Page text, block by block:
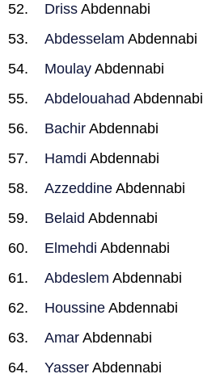
Driss Abdennabi
Abdesselam Abdennabi
Moulay Abdennabi
Abdelouahad Abdennabi
Bachir Abdennabi
Hamdi Abdennabi
Azzeddine Abdennabi
Belaid Abdennabi
Elmehdi Abdennabi
Abdeslem Abdennabi
Houssine Abdennabi
Amar Abdennabi
Yasser Abdennabi